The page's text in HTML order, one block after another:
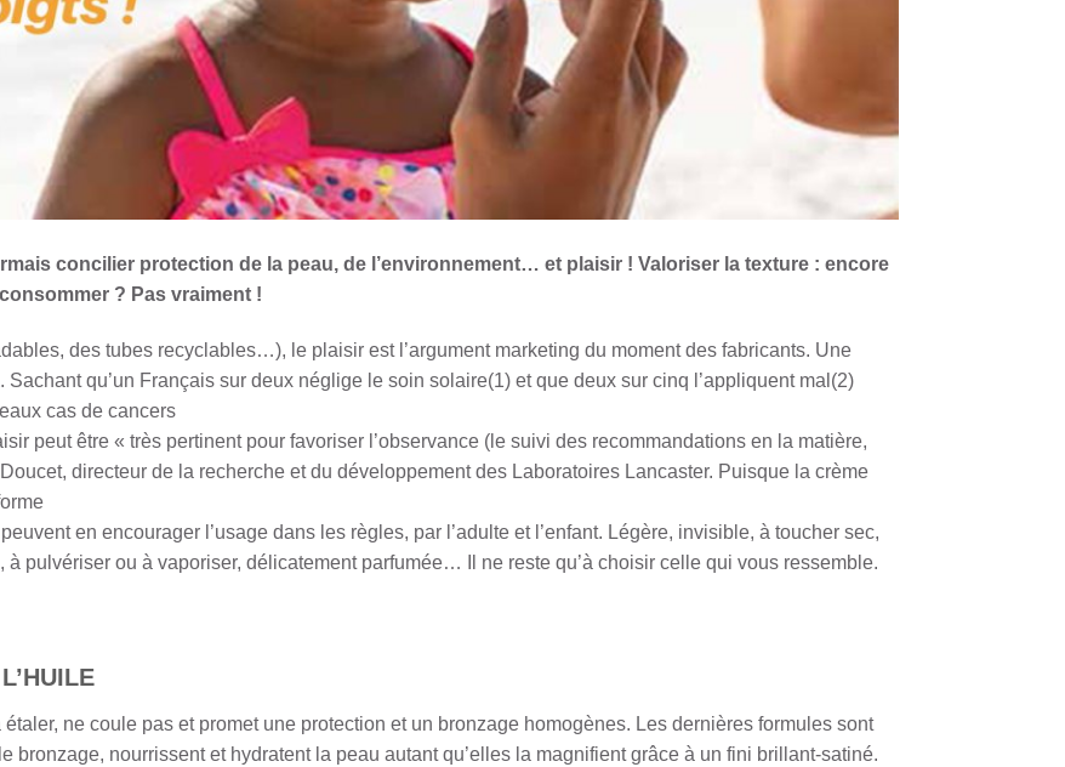
concilier protection de la peau, de l’environnement… et plaisir ! Valoriser la texture : encore
? Pas vraiment !
des tubes recyclables…), le plaisir est l’argument marketing du moment des fabricants. Une
qu’un Français sur deux néglige le soin solaire(1) et que deux sur cinq l’appliquent mal(2)
cas de cancers
peut être « très pertinent pour favoriser l’observance (le suivi des recommandations en la matière,
directeur de la recherche et du développement des Laboratoires Lancaster. Puisque la crème
en encourager l’usage dans les règles, par l’adulte et l’enfant. Légère, invisible, à toucher sec,
à pulvériser ou à vaporiser, délicatement parfumée… Il ne reste qu’à choisir celle qui vous ressemble.
ne coule pas et promet une protection et un bronzage homogènes. Les dernières formules sont
bronzage, nourrissent et hydratent la peau autant qu’elles la magnifient grâce à un fini brillant-satiné.